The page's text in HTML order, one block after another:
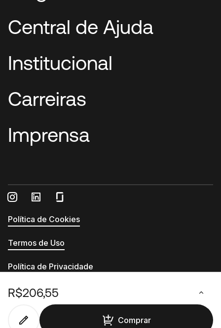
R$206,55
Comprar
Central de Ajuda
Institucional
Carreiras
Imprensa
© 2026 - Printi - CNPJ 13.555.994/0001-54
Política de Cookies
Termos de Uso
Política de Privacidade
Relatório de Transparência e Igualdade Salarial